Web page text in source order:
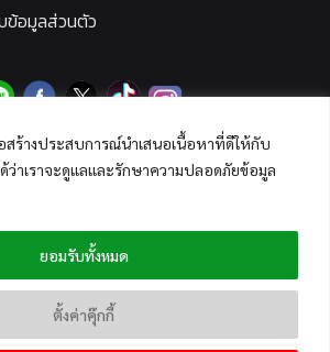
ร้างประสบการณ์นำเสนอเนื้อหาที่ดีให้กับ
ว่าเราจะดูแลและรักษาความปลอดภัยข้อมูล
ตั้งค่าคุ๊กกี้
ยอมรับทั้งหมด
ข้อมูลส่วนตัว